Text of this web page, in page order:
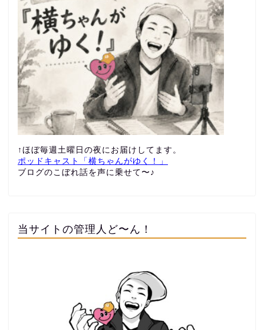
↑ほぼ毎週土曜日の夜にお届けしてます。
ポッドキャスト「横ちゃんがゆく！」
ブログのこぼれ話を声に乗せて〜♪
当サイトの管理人ど〜ん！